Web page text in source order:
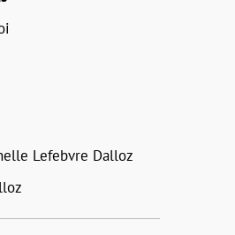
Lefebvre Dalloz